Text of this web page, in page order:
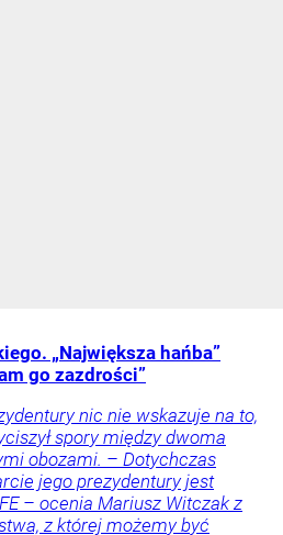
„Największa hańba”
go zazdrości”
nic nie wskazuje na to,
spory między dwoma
obozami. – Dotychczas
jego prezydentury jest
– ocenia Mariusz Witczak z
z której możemy być